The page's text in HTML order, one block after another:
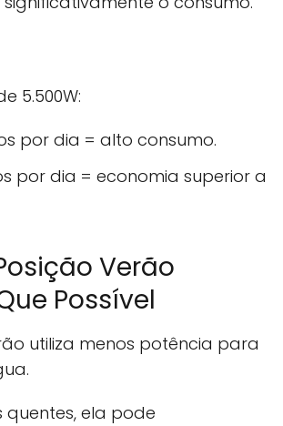
5.500W:
por dia = alto consumo.
por dia = economia superior a
Verão
Possível
utiliza menos potência para
quentes, ela pode